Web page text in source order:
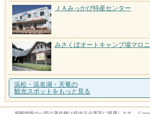
ＪＡみっかび特産センター
みさくぼオートキャンプ場マロ
浜松・浜名湖・天竜の
観光スポットをもっと見る